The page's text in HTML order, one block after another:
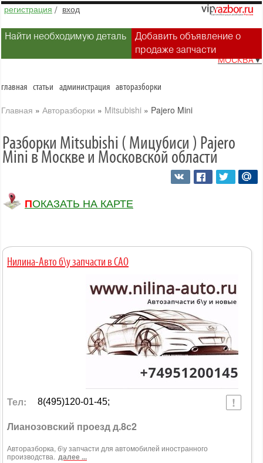
регистрация / вход
Найти необходимую деталь
Добавить объявление о
продаже запчасти
МОСКВА▼
главная статьи администрация авторазборки
Главная » Авторазборки » Mitsubishi » Pajero Mini
Разборки Mitsubishi ( Мицубиси ) Pajero
Mini в Москве и Московской области
ПОКАЗАТЬ НА КАРТЕ
Нилина-Авто б\у запчасти в САО
Тел: 8(495)120-01-45;
Лианозовский проезд д.8с2
Авторазборка, б\у запчасти для автомобилей иностранного
производства. далее ...